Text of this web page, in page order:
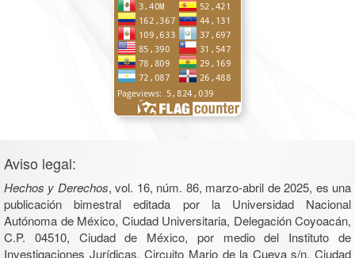
Aviso legal:
Hechos y Derechos, vol. 16, núm. 86, marzo-abril de 2025, es una
publicación bimestral editada por la Universidad Nacional
Autónoma de México, Ciudad Universitaria, Delegación Coyoacán,
C.P. 04510, Ciudad de México, por medio del Instituto de
Investigaciones Jurídicas, Circuito Mario de la Cueva s/n, Ciudad